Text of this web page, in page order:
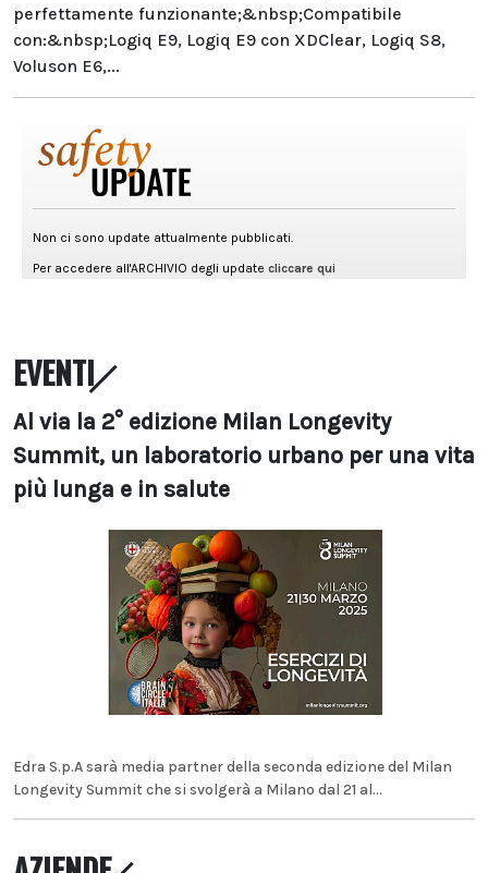
perfettamente funzionante;&nbsp;Compatibile
con:&nbsp;Logiq E9, Logiq E9 con XDClear, Logiq S8,
Voluson E6,...
EVENTI
Al via la 2° edizione Milan Longevity
Summit, un laboratorio urbano per una vita
più lunga e in salute
Edra S.p.A sarà media partner della seconda edizione del Milan
Longevity Summit che si svolgerà a Milano dal 21 al...